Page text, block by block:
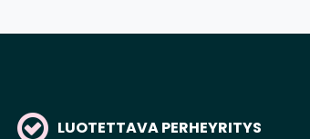
LUOTETTAVA PERHEYRITYS